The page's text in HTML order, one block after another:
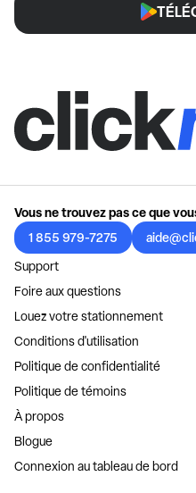
Vous ne trouvez pas ce que
1 855 979-7275
Support
Foire aux questions
Louez votre stationnement
Conditions d'utilisation
Politique de confidentialité
Politique de témoins
À propos
Blogue
Connexion au tableau de bord